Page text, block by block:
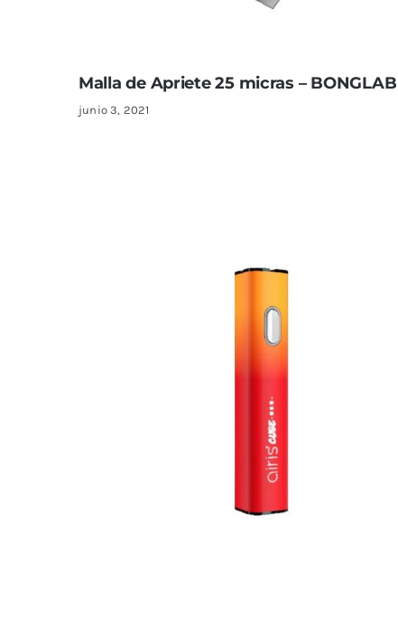
Malla de Apriete 25 micras – BONGLAB
junio 3, 2021